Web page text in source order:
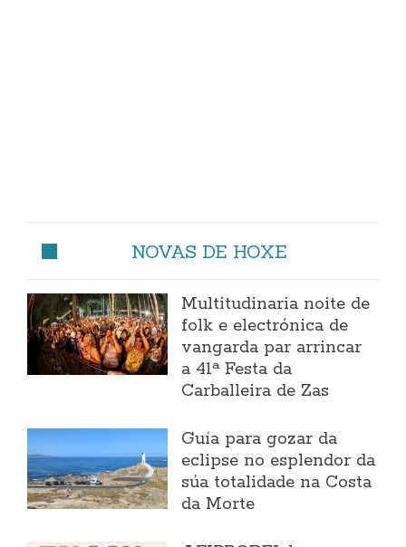
NOVAS DE HOXE
Multitudinaria noite de
folk e electrónica de
vangarda par arrincar
a 41ª Festa da
Carballeira de Zas
Guía para gozar da
eclipse no esplendor da
súa totalidade na Costa
da Morte